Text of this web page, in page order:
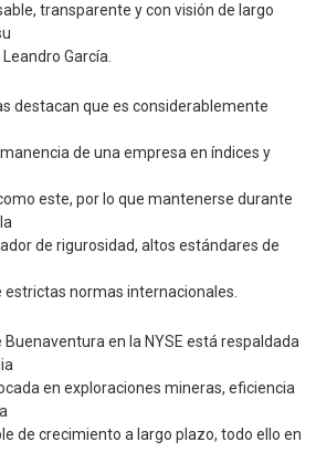
transparente y con visión de largo
García.
destacan que es considerablemente
de una empresa en índices y
este, por lo que mantenerse durante
de rigurosidad, altos estándares de
normas internacionales.
Buenaventura en la NYSE está respaldada
en exploraciones mineras, eficiencia
de crecimiento a largo plazo, todo ello en